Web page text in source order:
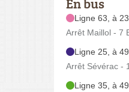
Ligne 63, à
Arrêt Maillol - 7
Ligne 25, à
Arrêt Sévérac -
Ligne 35, à